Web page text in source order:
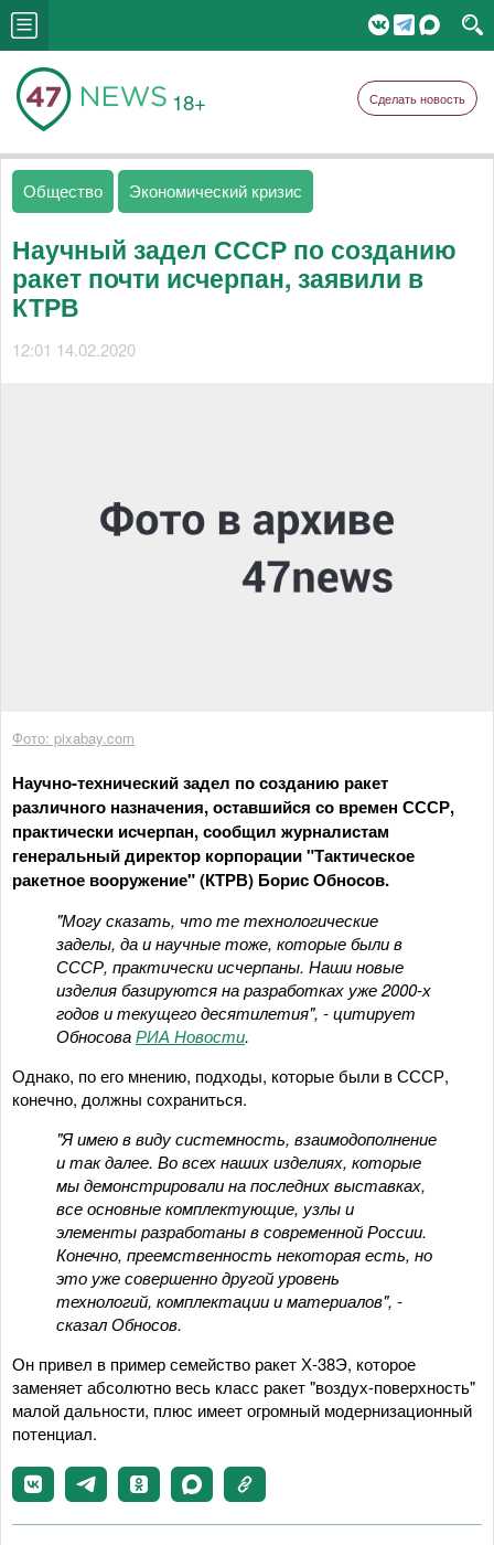
18+ Сделать новость
Общество Экономический кризис
Научный задел СССР по созданию
ракет почти исчерпан, заявили в
КТРВ
12:01 14.02.2020
Фото: pixabay.com
Научно-технический задел по созданию ракет
различного назначения, оставшийся со времен СССР,
практически исчерпан, сообщил журналистам
генеральный директор корпорации "Тактическое
ракетное вооружение" (КТРВ) Борис Обносов.
"Могу сказать, что те технологические
заделы, да и научные тоже, которые были в
СССР, практически исчерпаны. Наши новые
изделия базируются на разработках уже 2000-х
годов и текущего десятилетия", - цитирует
ОбносоваРИА Новости.
Однако, по его мнению, подходы, которые были в СССР,
конечно, должны сохраниться.
"Я имею в виду системность, взаимодополнение
и так далее. Во всех наших изделиях, которые
мы демонстрировали на последних выставках,
все основные комплектующие, узлы и
элементы разработаны в современной России.
Конечно, преемственность некоторая есть, но
это уже совершенно другой уровень
технологий, комплектации и материалов", -
сказал Обносов.
Он привел в пример семейство ракет Х-38Э, которое
заменяет абсолютно весь класс ракет "воздух-поверхность"
малой дальности, плюс имеет огромный модернизационный
потенциал.